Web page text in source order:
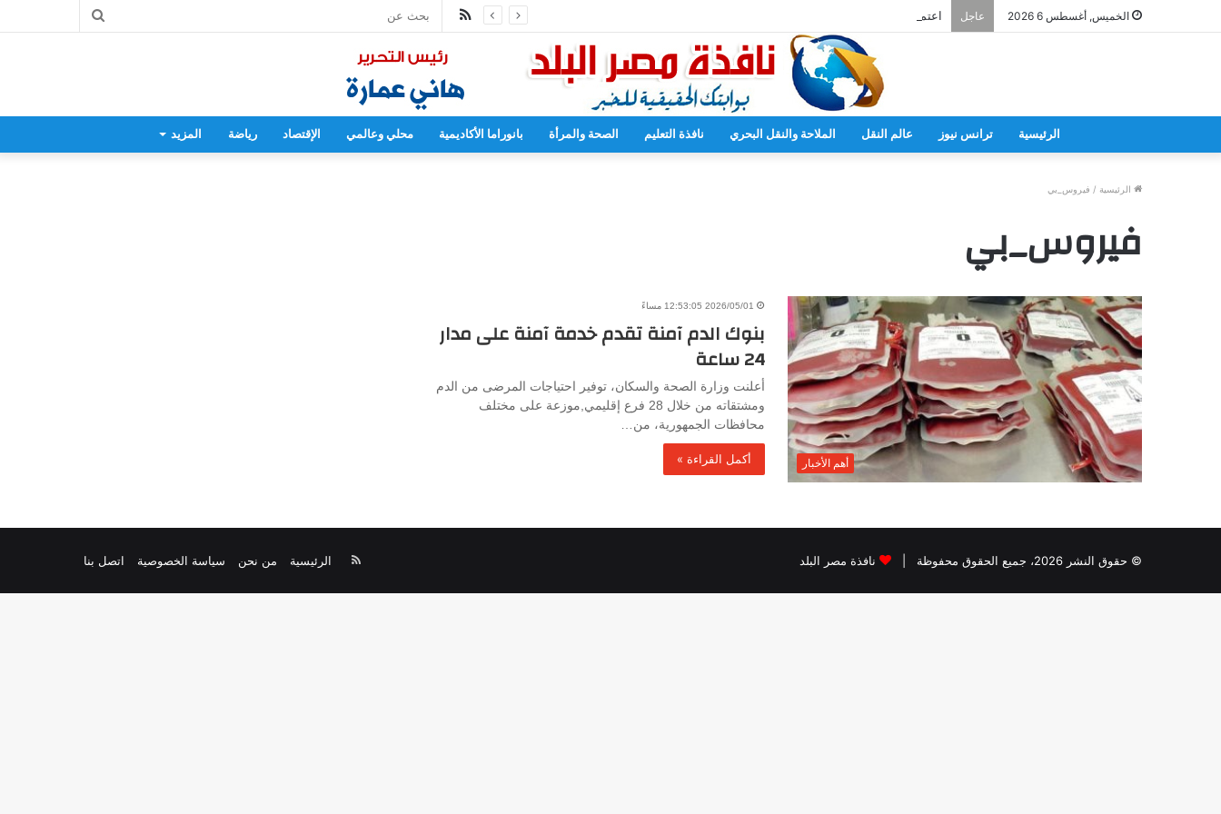
الخميس, أغسطس 6 2026 عاجل اعتماد 30 منشأة صحية جديدة في 10 محافظات
بحث
ملخص
الموقع
RSS
الرئيسية ترانس نيوز عالم النقل الملاحة والنقل البحري نافذة التعليم الصحة والمرأة بانوراما الأكاديمية محلي وعالمي الإقتصاد رياضة المزيد
الرئيسية / فيروس_بي
فيروس_بي
أهم الأخبار
2026/05/01 12:53:05 مساءً
بنوك الدم آمنة تقدم خدمة آمنة على مدار
24 ساعة
أعلنت وزارة الصحة والسكان، توفير احتياجات المرضى من الدم
ومشتقاته من خلال 28 فرع إقليمي,موزعة على مختلف
محافظات الجمهورية، من…
أكمل القراءة »
© حقوق النشر 2026، جميع الحقوق محفوظة | نافذة مصر البلد الرئيسية من نحن سياسة الخصوصية اتصل بنا
ملخص